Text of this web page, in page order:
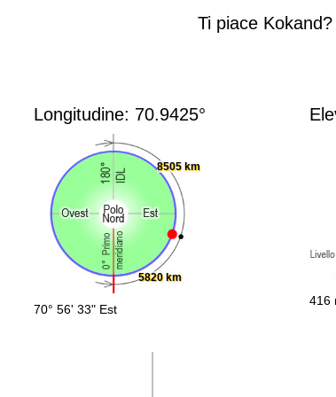
Ti piace Kokand?
Longitudine: 70.9425°
5820 km
8505 km
70° 56' 33" Est
416